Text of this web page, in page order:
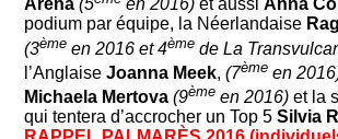
Arena(5 en 2016) et aussiAnna
podium par équipe, la Néerlandaise
(3ème en 2016 et 4ème de La
l’AnglaiseJoanna Meek,(7ème en
Michaela Mertova (9ème en 2016) et la
qui tentera d’accrocher un Top 5Silvia